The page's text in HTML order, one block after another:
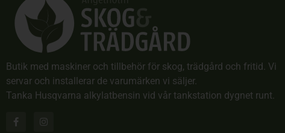
Butik med maskiner och tillbehör för skog, trädgård och fritid. Vi
servar och installerar de varumärken vi säljer.
Tanka Husqvarna alkylatbensin vid vår tankstation dygnet runt.